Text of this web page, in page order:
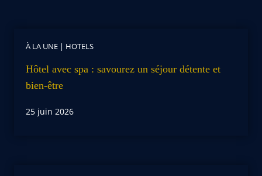
À LA UNE | HOTELS
Hôtel avec spa : savourez un séjour détente et
bien-être
25 juin 2026